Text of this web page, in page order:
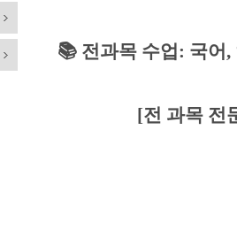
📚 전과목 수업 : 국어,
[전 과목 전문